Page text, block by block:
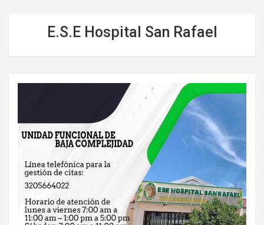
E.S.E Hospital San Rafael